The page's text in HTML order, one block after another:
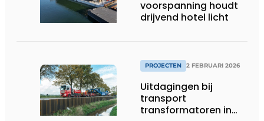
voorspanning houdt
drijvend hotel licht
PROJECTEN 2 FEBRUARI 2026
Uitdagingen bij
transport
transformatoren in